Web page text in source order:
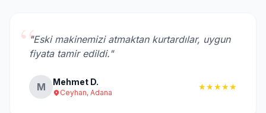
“"Eski makinemizi atmaktan kurtardılar, uygun
fiyata tamir edildi."
M Mehmet D.
Ceyhan, Adana
★★★★★